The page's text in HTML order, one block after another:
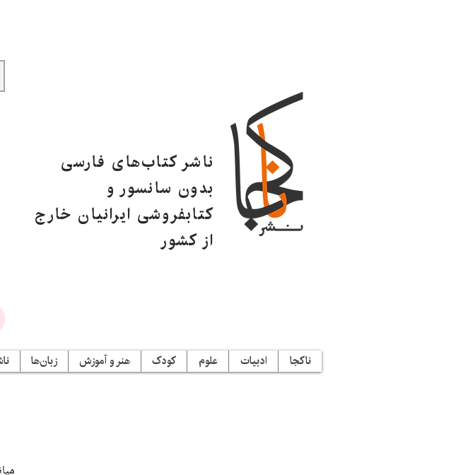
ناشر کتاب‌های فارسی
بدون سانسور و
کتابفروشی ایرانیان خارج
از کشور
ناکجا ادبیات علوم کودک هنر و آموزش زبان‌ها